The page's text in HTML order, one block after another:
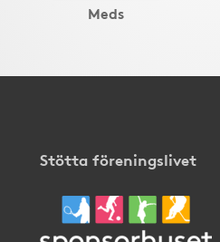
Meds
Stötta föreningslivet